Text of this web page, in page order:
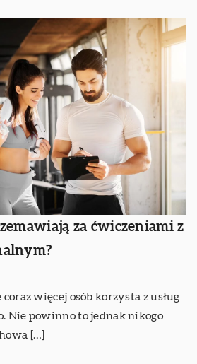
za ćwiczeniami z
coraz więcej osób korzysta z usług
Nie powinno to jednak nikogo
[…]